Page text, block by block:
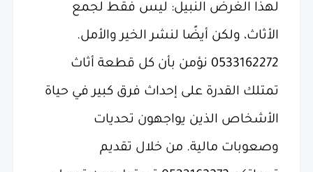
لهذا الغرض النبيل: ليس فقط لجمع
الأثاث، ولكن أيضًا لنشر الخير والأمل.
0533162272 نؤمن بأن كل قطعة أثاث
تمتلك القدرة على إحداث فرق كبير في حياة
الأشخاص الذين يواجهون تحديات
وصعوبات مالية. من خلال تقديم